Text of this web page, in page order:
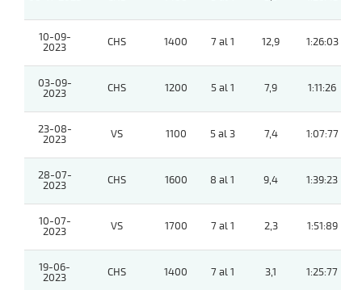
10-09-
2023
CHS 1400 7 al 1 12,9 1:26:03
03-09-
2023
CHS 1200 5 al 1 7,9 1:11:26
23-08-
2023
VS 1100 5 al 3 7,4 1:07:77
28-07-
2023
CHS 1600 8 al 1 9,4 1:39:23
10-07-
2023
VS 1700 7 al 1 2,3 1:51:89
19-06-
2023
CHS 1400 7 al 1 3,1 1:25:77